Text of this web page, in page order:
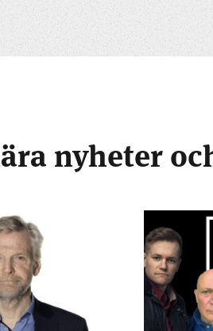
nyheter